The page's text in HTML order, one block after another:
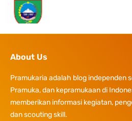
About Us
Pramukaria adalah blog independen
Pramuka, dan kepramukaan di
memberikan informasi kegiatan,
dan scouting skill.